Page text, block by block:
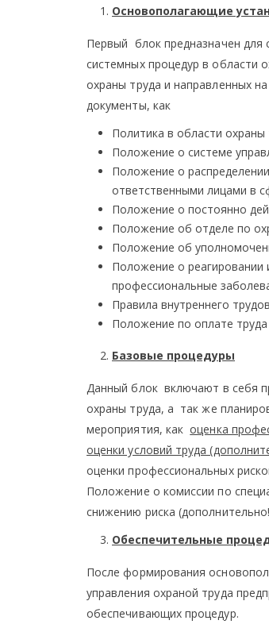
Основополагающие
Первый блок предназначен для
системных процедур в области
охраны труда и направленных
документы, как
Политика в области охраны
Положение о системе
Положение о
ответственными лицами в
Положение о постоянно
Положение об отделе по
Положение об
Положение о реагировании
профессиональные
Правила внутреннего
Положение по оплате труда
Базовые процедуры
Данный блок включают в себя
охраны труда, а так же
мероприятия, какоценка
оценки условий труда
оценки профессиональных
Положение о комиссии по
снижению риска
Обеспечительные
После формирования
управления охраной труда
обеспечивающих процедур.